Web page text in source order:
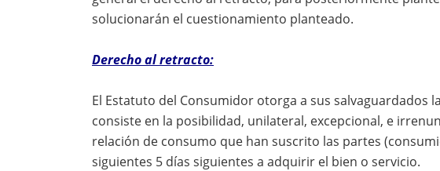
solucionarán el cuestionamiento planteado.
Derecho al retracto:
El Estatuto del Consumidor otorga a sus salvaguardados
consiste en la posibilidad, unilateral, excepcional, e
relación de consumo que han suscrito las partes
siguientes 5 días siguientes a adquirir el bien o servicio.